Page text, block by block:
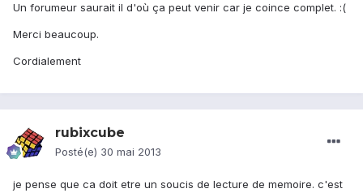
Un forumeur saurait il d'où ça peut venir car je coince complet. :(
Merci beaucoup.
Cordialement
rubixcube
Posté(e) 30 mai 2013
je pense que ca doit etre un soucis de lecture de memoire. c'est